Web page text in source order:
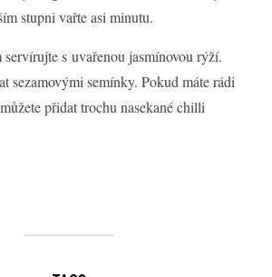
stupni vařte asi minutu.
s uvařenou jasmínovou rýží.
sezamovými semínky. Pokud máte rádi
přidat trochu nasekané chilli